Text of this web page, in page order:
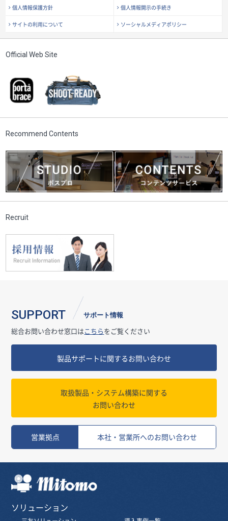
個人情報保護方針 個人情報開示の手続き
サイトの利用について ソーシャルメディアポリシー
Official Web Site
Recommend Contents
Recruit
SUPPORT サポート情報
総合お問い合わせ窓口はこちらをご覧ください
製品サポートに関するお問い合わせ
取扱製品・システム構築に関する
お問い合わせ
営業拠点 本社・営業所へのお問い合わせ
ソリューション